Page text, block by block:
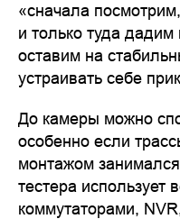
«сначала
и только туда дадим
оставим на
устраивать себе
До камеры можно
особенно если
монтажом
тестера использует
коммутаторами,